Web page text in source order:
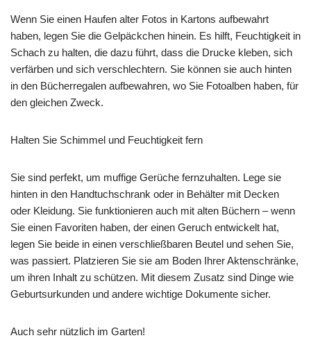
Wenn Sie einen Haufen alter Fotos in Kartons aufbewahrt
haben, legen Sie die Gelpäckchen hinein. Es hilft, Feuchtigkeit in
Schach zu halten, die dazu führt, dass die Drucke kleben, sich
verfärben und sich verschlechtern. Sie können sie auch hinten
in den Bücherregalen aufbewahren, wo Sie Fotoalben haben, für
den gleichen Zweck.
Halten Sie Schimmel und Feuchtigkeit fern
Sie sind perfekt, um muffige Gerüche fernzuhalten. Lege sie
hinten in den Handtuchschrank oder in Behälter mit Decken
oder Kleidung. Sie funktionieren auch mit alten Büchern – wenn
Sie einen Favoriten haben, der einen Geruch entwickelt hat,
legen Sie beide in einen verschließbaren Beutel und sehen Sie,
was passiert. Platzieren Sie sie am Boden Ihrer Aktenschränke,
um ihren Inhalt zu schützen. Mit diesem Zusatz sind Dinge wie
Geburtsurkunden und andere wichtige Dokumente sicher.
Auch sehr nützlich im Garten!